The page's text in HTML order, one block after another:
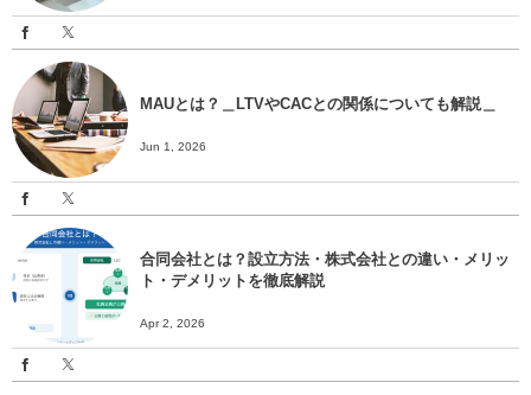
MAUとは？＿LTVやCACとの関係についても解説＿
Jun 1, 2026
合同会社とは？設立方法・株式会社との違い・メリッ
ト・デメリットを徹底解説
Apr 2, 2026